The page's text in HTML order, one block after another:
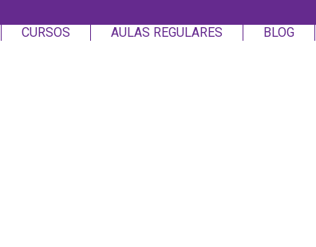
CURSOS AULAS REGULARES BLOG